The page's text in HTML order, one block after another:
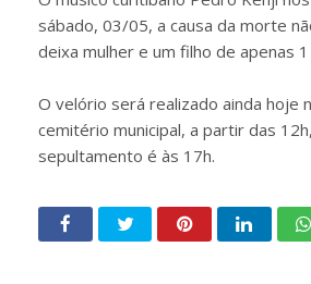
sábado, 03/05, a causa da morte
deixa mulher e um filho de apenas
O velório será realizado ainda hoje
cemitério municipal, a partir das
sepultamento é às 17h.